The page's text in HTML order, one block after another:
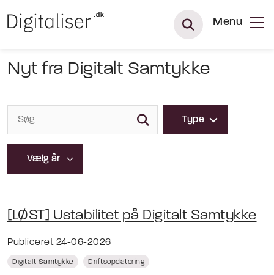
Menu
Nyt fra Digitalt Samtykke
Type
[LØST] Ustabilitet på Digitalt Samtykke
Publiceret 24-06-2026
Digitalt Samtykke Driftsopdatering